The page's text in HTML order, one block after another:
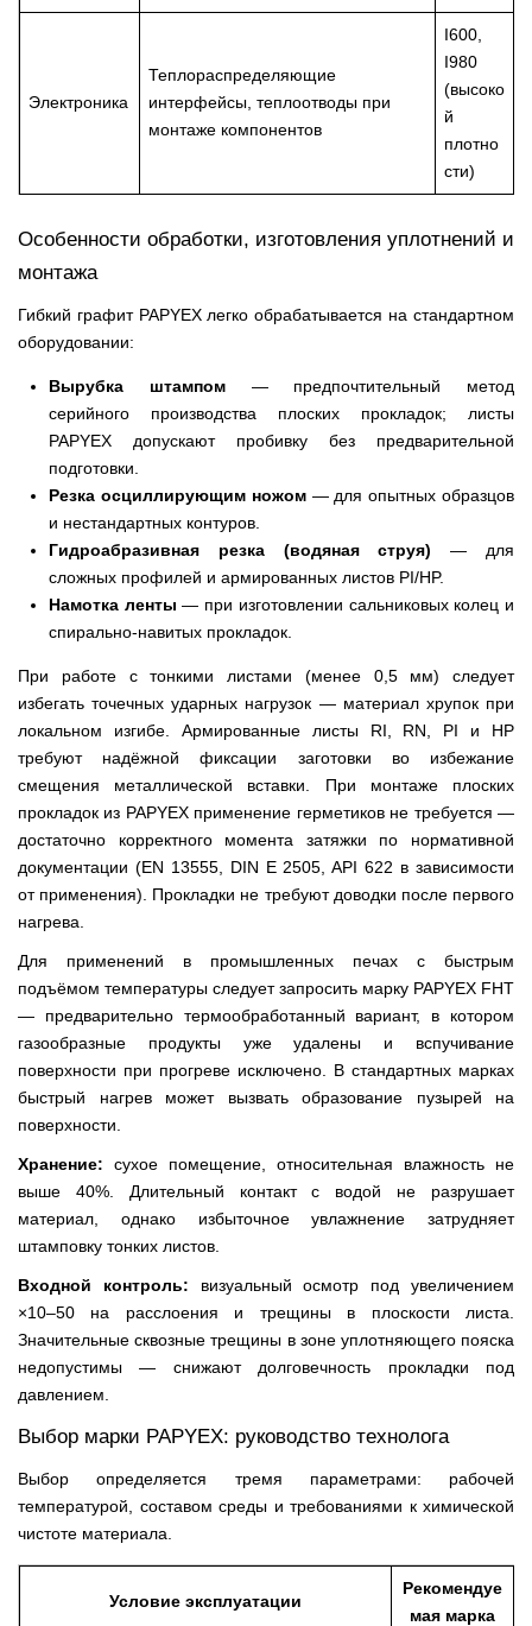
Электроника
Теплораспределяющие
интерфейсы, теплоотводы при
монтаже компонентов
I600,
I980
(высоко
й
плотно
сти)
Особенности обработки, изготовления уплотнений и
монтажа
Гибкий графит PAPYEX легко обрабатывается на стандартном
оборудовании:
Вырубка штампом— предпочтительный метод
серийного производства плоских прокладок; листы
PAPYEX допускают пробивку без предварительной
подготовки.
Резка осциллирующим ножом— для опытных образцов
и нестандартных контуров.
Гидроабразивная резка (водяная струя) — для
сложных профилей и армированных листов PI/HP.
Намотка ленты — при изготовлении сальниковых колец и
спирально-навитых прокладок.
При работе с тонкими листами (менее 0,5 мм) следует
избегать точечных ударных нагрузок — материал хрупок при
локальном изгибе. Армированные листы RI, RN, PI и HP
требуют надёжной фиксации заготовки во избежание
смещения металлической вставки. При монтаже плоских
прокладок из PAPYEX применение герметиков не требуется —
достаточно корректного момента затяжки по нормативной
документации (EN 13555, DIN E 2505, API 622 в зависимости
от применения). Прокладки не требуют доводки после первого
нагрева.
Для применений в промышленных печах с быстрым
подъёмом температуры следует запросить марку PAPYEX FHT
— предварительно термообработанный вариант, в котором
газообразные продукты уже удалены и вспучивание
поверхности при прогреве исключено. В стандартных марках
быстрый нагрев может вызвать образование пузырей на
поверхности.
Хранение: сухое помещение, относительная влажность не
выше 40%. Длительный контакт с водой не разрушает
материал, однако избыточное увлажнение затрудняет
штамповку тонких листов.
Входной контроль: визуальный осмотр под увеличением
×10–50 на расслоения и трещины в плоскости листа.
Значительные сквозные трещины в зоне уплотняющего пояска
недопустимы — снижают долговечность прокладки под
давлением.
Выбор марки PAPYEX: руководство технолога
Выбор определяется тремя параметрами: рабочей
температурой, составом среды и требованиями к химической
чистоте материала.
Условие эксплуатации
Рекомендуе
мая марка